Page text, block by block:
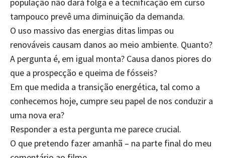
tampouco prevê uma diminuição da demanda.
O uso massivo das energias ditas limpas ou
renováveis causam danos ao meio ambiente. Quanto?
A pergunta é, em igual monta? Causa danos piores do
que a prospecção e queima de fósseis?
Em que medida a transição energética, tal como a
conhecemos hoje, cumpre seu papel de nos conduzir a
uma nova era?
Responder a esta pergunta me parece crucial.
O que pretendo fazer amanhã – na parte final do meu